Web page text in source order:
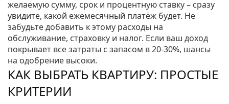
желаемую сумму, срок и процентную ставку – сразу
увидите, какой ежемесячный платёж будет. Не
забудьте добавить к этому расходы на
обслуживание, страховку и налог. Если ваш доход
покрывает все затраты с запасом в 20‑30%, шансы
на одобрение высоки.
КАК ВЫБРАТЬ КВАРТИРУ: ПРОСТЫЕ
КРИТЕРИИ